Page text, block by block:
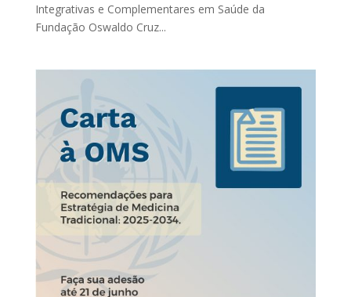
Integrativas e Complementares em Saúde da
Fundação Oswaldo Cruz...